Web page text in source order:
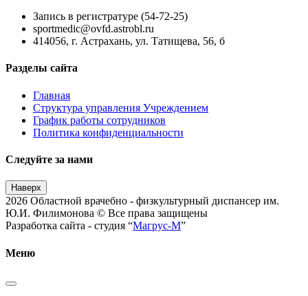
Запись в регистратуре (54-72-25)
sportmedic@ovfd.astrobl.ru
414056, г. Астрахань, ул. Татищева, 56, б
Разделы сайта
Главная
Структура управления Учреждением
График работы сотрудников
Политика конфиденциальности
Следуйте за нами
Наверх
2026 Областной врачебно - физкультурный диспансер им.
Ю.И. Филимонова © Все права защищены
Разработка сайта - студия “Магрус-М”
Меню